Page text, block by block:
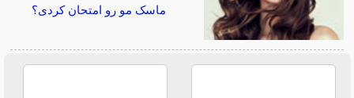
ماسک مو رو امتحان کردی؟